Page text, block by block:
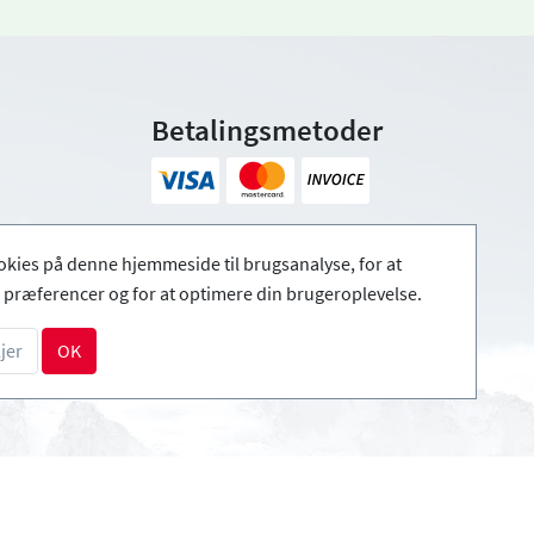
Betalingsmetoder
på denne hjemmeside til brugsanalyse, for at
præferencer og for at optimere din brugeroplevelse.
OK